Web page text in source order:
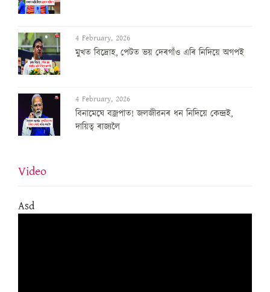
4 February, 2026
মুখত বিদ্ৰোহ, পেটত ভয় দেৰগাঁও এৰি নিদিয়ে অগপই
4 February, 2026
বিনামেঘে বজ্ৰপাত! জলজীৱনৰ ধন নিদিয়ে কেন্দ্ৰই,
দায়িত্ব ৰাজ্যলৈ
Video
Asd